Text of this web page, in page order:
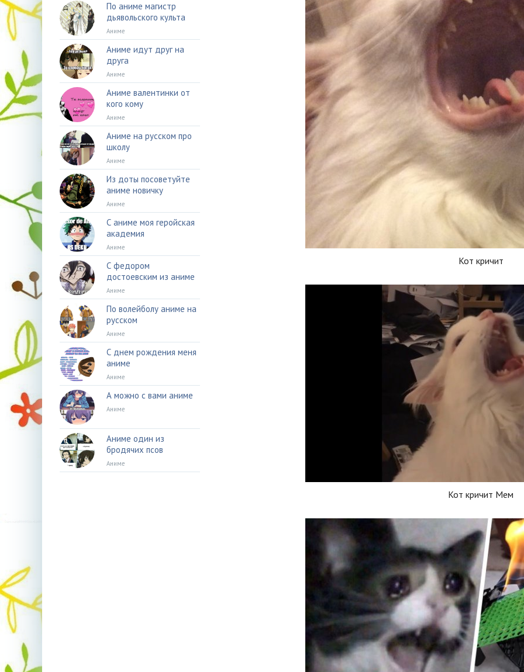
Кот кричит
Кот кричит Мем
По аниме магистр
дьявольского культа
Аниме
Аниме идут друг на
друга
Аниме
Аниме валентинки от
кого кому
Аниме
Аниме на русском про
школу
Аниме
Из доты посоветуйте
аниме новичку
Аниме
С аниме моя геройская
академия
Аниме
С федором
достоевским из аниме
Аниме
По волейболу аниме на
русском
Аниме
С днем рождения меня
аниме
Аниме
А можно с вами аниме
Аниме
Аниме один из
бродячих псов
Аниме